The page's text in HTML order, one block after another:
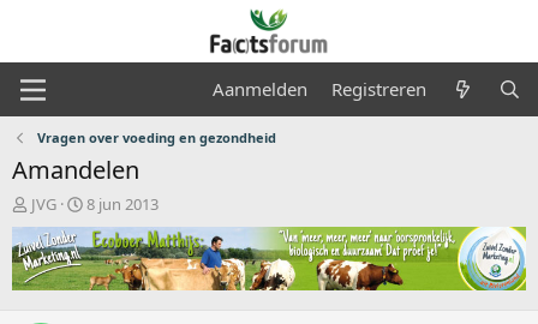
Aanmelden Registreren
Vragen over voeding en gezondheid
Amandelen
O
n
d
e
r
JVG
S
t
a
r
t
8 jun 2013